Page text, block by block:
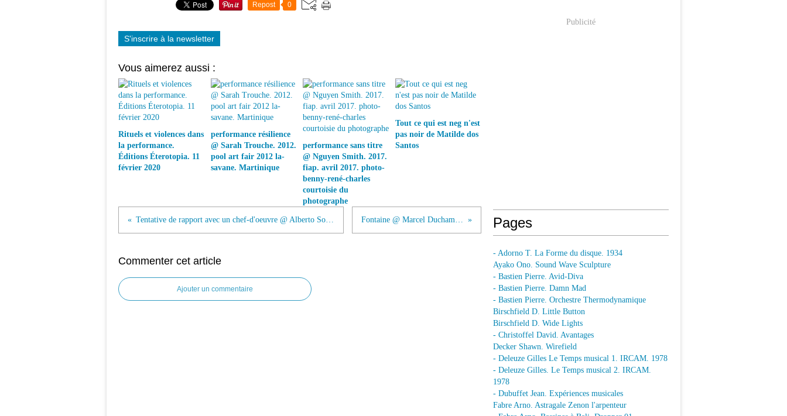
Repost 0
S'inscrire à la newsletter
Vous aimerez aussi :
Rituels et violences dans
la performance.
Éditions Éterotopia. 11
février 2020
performance résilience
@ Sarah Trouche. 2012.
pool art fair 2012 la-
savane. Martinique
performance sans titre
@ Nguyen Smith. 2017.
fiap. avril 2017. photo-
benny-rené-charles
courtoisie du
photographe
Tout ce qui est neg n'est
pas noir de Matilde dos
Santos
Tentative de rapport avec un chef-d'oeuvre @ Alberto Sorbelli. 1997 Fontaine @ Marcel Duchamp. 1917
Commenter cet article
Ajouter un commentaire
Publicité
Pages
- Adorno T. La Forme du disque. 1934
Ayako Ono. Sound Wave Sculpture
- Bastien Pierre. Avid-Diva
- Bastien Pierre. Damn Mad
- Bastien Pierre. Orchestre Thermodynamique
Birschfield D. Little Button
Birschfield D. Wide Lights
- Christoffel David. Avantages
Decker Shawn. Wirefield
- Deleuze Gilles Le Temps musical 1. IRCAM. 1978
- Deleuze Gilles. Le Temps musical 2. IRCAM.
1978
- Dubuffet Jean. Expériences musicales
Fabre Arno. Astragale Zenon l'arpenteur